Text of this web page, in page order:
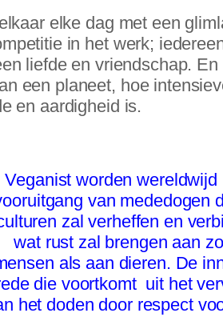
elke dag met een
in het werk;
liefde en vriendschap.
een planeet, hoe
en aardigheid is.
Veganist worden wereldwijd
van mededogen
zal verheffen en
wat rust zal brengen aan
als aan dieren. De
die voortkomt uit het
het doden door respect